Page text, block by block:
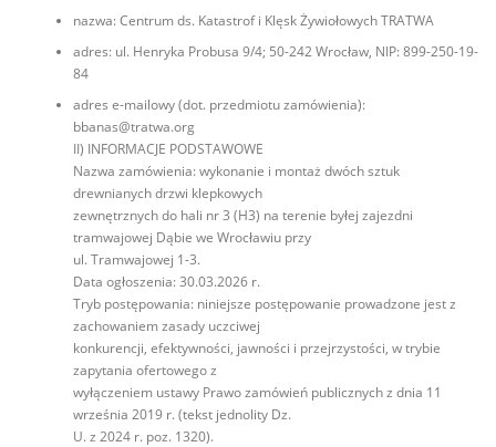
nazwa: Centrum ds. Katastrof i Klęsk Żywiołowych TRATWA
adres: ul. Henryka Probusa 9/4; 50-242 Wrocław, NIP: 899-250-19-
84
adres e-mailowy (dot. przedmiotu zamówienia):
bbanas@tratwa.org
II) INFORMACJE PODSTAWOWE
Nazwa zamówienia: wykonanie i montaż dwóch sztuk
drewnianych drzwi klepkowych
zewnętrznych do hali nr 3 (H3) na terenie byłej zajezdni
tramwajowej Dąbie we Wrocławiu przy
ul. Tramwajowej 1-3.
Data ogłoszenia: 30.03.2026 r.
Tryb postępowania: niniejsze postępowanie prowadzone jest z
zachowaniem zasady uczciwej
konkurencji, efektywności, jawności i przejrzystości, w trybie
zapytania ofertowego z
wyłączeniem ustawy Prawo zamówień publicznych z dnia 11
września 2019 r. (tekst jednolity Dz.
U. z 2024 r. poz. 1320).